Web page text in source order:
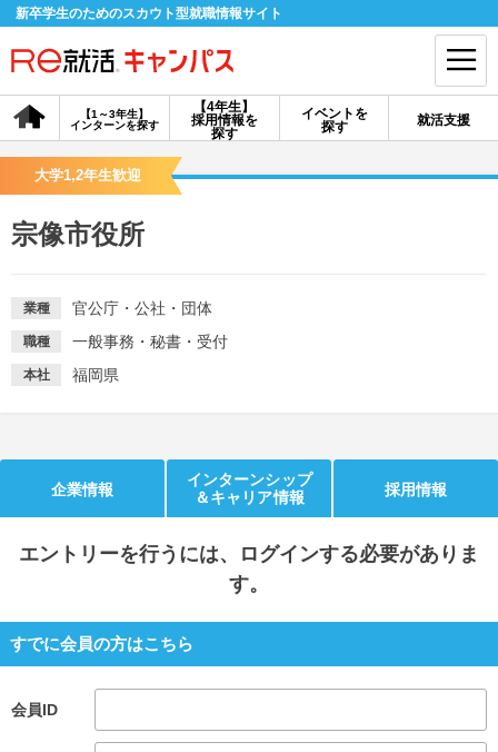
新卒学生のためのスカウト型就職情報サイト
【4年生】
採用情報を
探す
【1～3年生】
インターンを探す
イベントを
探す
就活支援
会員登録 ログイン
探す
【4年生】
就活ノウハウ・サポート
適職診断
あなたに合う仕事を診断！
就活チャンネル
就活時事ニュースを更新 不明点があればこちら
大学1,2年生歓迎
宗像市役所
業種 官公庁・公社・団体
職種 一般事務・秘書・受付
本社 福岡県
企業情報
インターンシップ
＆キャリア情報
採用情報
エントリーを行うには、ログインする必要がありま
す。
すでに会員の方はこちら
会員ID